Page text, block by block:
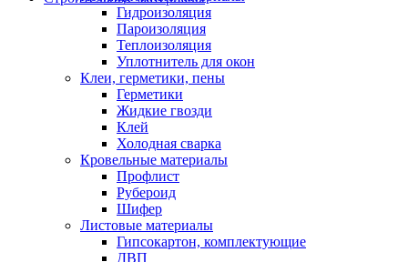
Гидроизоляция
Пароизоляция
Теплоизоляция
Уплотнитель для окон
Клеи, герметики, пены
Герметики
Жидкие гвозди
Клей
Холодная сварка
Кровельные материалы
Профлист
Рубероид
Шифер
Листовые материалы
Гипсокартон, комплектующие
ДВП